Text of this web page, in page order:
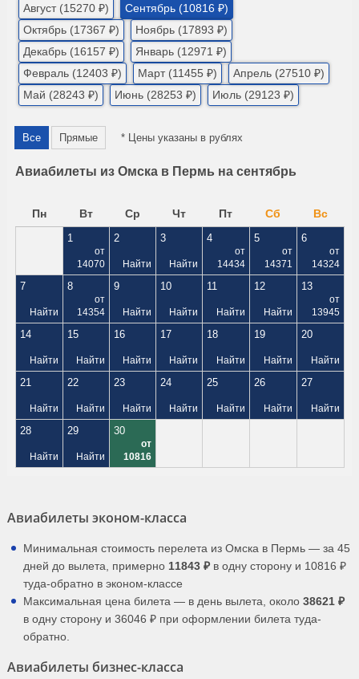
Август (15270 ₽)
Сентябрь (10816 ₽)
Октябрь (17367 ₽)
Ноябрь (17893 ₽)
Декабрь (16157 ₽)
Январь (12971 ₽)
Февраль (12403 ₽)
Март (11455 ₽)
Апрель (27510 ₽)
Май (28243 ₽)
Июнь (28253 ₽) Июль (29123 ₽)
Все Прямые * Цены указаны в рублях
Авиабилеты из Омска в Пермь на сентябрь
Пн Вт Ср Чт Пт Сб Вс
1
от
14070
2
Найти
3
Найти
4
от
14434
5
от
14371
6
от
14324
7
Найти
8
от
14354
9
Найти
10
Найти
11
Найти
12
Найти
13
от
13945
14
Найти
15
Найти
16
Найти
17
Найти
18
Найти
19
Найти
20
Найти
21
Найти
22
Найти
23
Найти
24
Найти
25
Найти
26
Найти
27
Найти
28
Найти
29
Найти
30
от
10816
Авиабилеты эконом-класса
Минимальная стоимость перелета из Омска в Пермь — за 45
дней до вылета, примерно 11843 ₽ в одну сторону и 10816 ₽
туда-обратно в эконом-классе
Максимальная цена билета — в день вылета, около 38621 ₽
в одну сторону и 36046 ₽ при оформлении билета туда-
обратно.
Авиабилеты бизнес-класса